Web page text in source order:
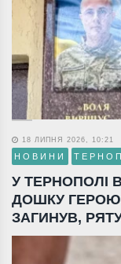
18 ЛИПНЯ 2026, 10:21
НОВИНИ
У ТЕРНОПОЛІ
ДОШКУ ГЕРОЮ
ЗАГИНУВ,